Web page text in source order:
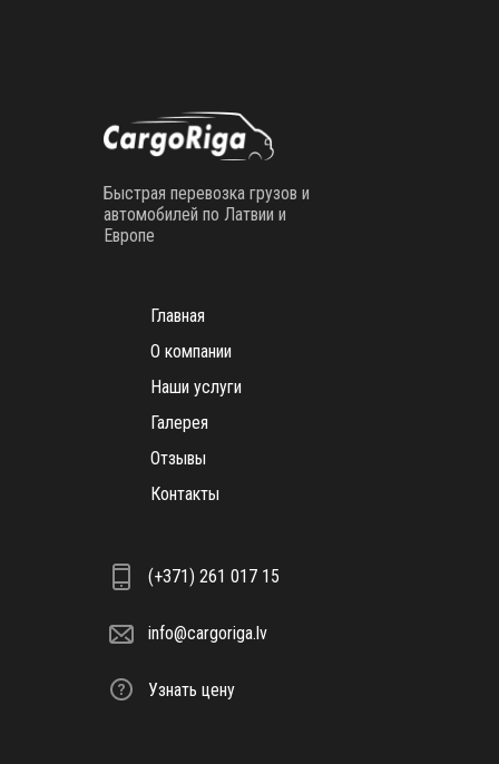
Быстрая перевозка грузов и
автомобилей по Латвии и
Европе
Главная
О компании
Наши услуги
Галерея
Отзывы
Контакты
(+371) 261 017 15
info@cargoriga.lv
Узнать цену